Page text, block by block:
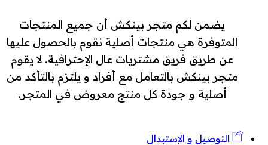
يضمن لكم متجر بينكش أن جميع المنتجات
المتوفرة هي منتجات أصلية نقوم بالحصول عليها
عن طريق فريق مشتريات عال الإحترافية. لا يقوم
متجر بينكش بالتعامل مع أفراد و يلتزم بالتأكد من
أصلية و جودة كل منتج معروض في المتجر.
التوصيل و الإستبدال